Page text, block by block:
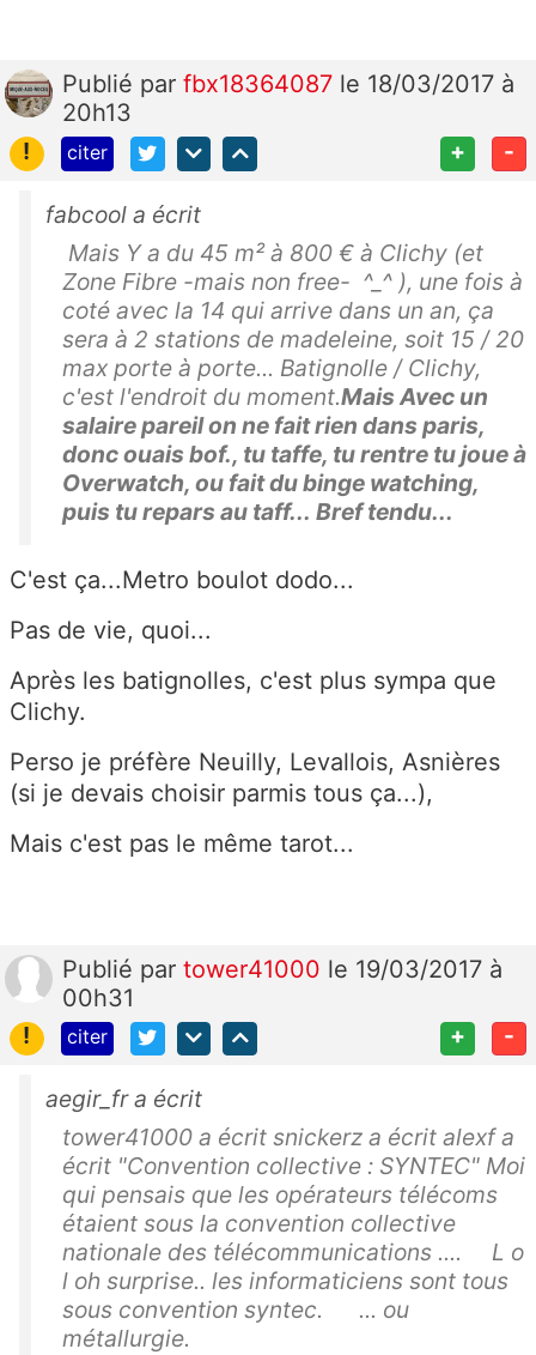
Publié par fbx18364087 le 18/03/2017 à
20h13
!
citer + -
fabcool a écrit
Mais Y a du 45 m² à 800 € à Clichy (et
Zone Fibre -mais non free- ^_^ ), une fois à
coté avec la 14 qui arrive dans un an, ça
sera à 2 stations de madeleine, soit 15 / 20
max porte à porte... Batignolle / Clichy,
c'est l'endroit du moment.Mais Avec un
salaire pareil on ne fait rien dans paris,
donc ouais bof., tu taffe, tu rentre tu joue à
Overwatch, ou fait du binge watching,
puis tu repars au taff... Bref tendu...
C'est ça...Metro boulot dodo...
Pas de vie, quoi...
Après les batignolles, c'est plus sympa que
Clichy.
Perso je préfère Neuilly, Levallois, Asnières
(si je devais choisir parmis tous ça...),
Mais c'est pas le même tarot...
Publié par tower41000 le 19/03/2017 à
00h31
!
citer + -
aegir_fr a écrit
tower41000 a écrit snickerz a écrit alexf a
écrit "Convention collective : SYNTEC" Moi
qui pensais que les opérateurs télécoms
étaient sous la convention collective
nationale des télécommunications .... L o
l oh surprise.. les informaticiens sont tous
sous convention syntec. ... ou
métallurgie.